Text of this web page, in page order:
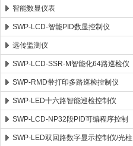
智能数显仪表
SWP-LCD-智能PID数显控制仪
远传监测仪
SWP-LCD-SSR-M智能化64路巡检仪
SWP-RMD带打印多路巡检控制仪
SWP-LED十六路智能巡检控制仪
SWP-LCD-NP32段PID可编程序控制
仪
SWP-LED双回路数字显示控制仪/光柱